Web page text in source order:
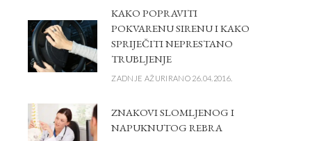
KAKO POPRAVITI
POKVARENU SIRENU I KAKO
SPRIJEČITI NEPRESTANO
TRUBLJENJE
ZADNJE AŽURIRANO 26.04.2016.
ZNAKOVI SLOMLJENOG I
NAPUKNUTOG REBRA